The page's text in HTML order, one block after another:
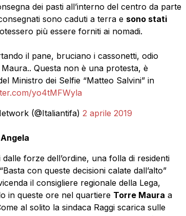
dei pasti all’interno del centro da parte
sono caduti a terra e sono stati
più essere forniti ai nomadi.
il pane, bruciano i cassonetti, odio
Questa non è una protesta, è
Ministro dei Selfie “Matteo Salvini” in
yo4tMFWyla
(@Italiantifa) 2 aprile 2019
forze dell’ordine, una folla di residenti
con queste decisioni calate dall’alto”
il consigliere regionale della Lega,
in queste ore nel quartiere Torre Maura a
al solito la sindaca Raggi scarica sulle